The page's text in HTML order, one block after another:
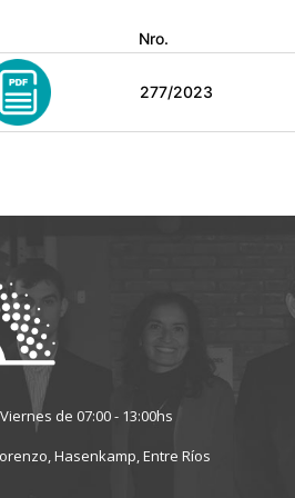
Nro.
277/2023
de 07:00 - 13:00hs
Hasenkamp, Entre Ríos